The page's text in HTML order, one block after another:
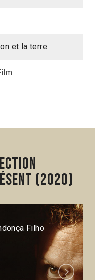
et la terre
(2020)
Filho
Next